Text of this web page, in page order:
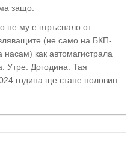
защо.
не му е втръснало от
(не само на БКП-
как автомагистрала
Утре. Догодина. Тая
година ще стане половин